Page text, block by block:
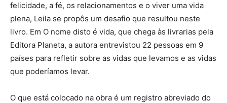
felicidade, a fé, os relacionamentos e o viver uma vida
plena, Leila se propôs um desafio que resultou neste
livro. Em O nome disto é vida, que chega às livrarias pela
Editora Planeta, a autora entrevistou 22 pessoas em 9
países para refletir sobre as vidas que levamos e as vidas
que poderíamos levar.
O que está colocado na obra é um registro abreviado do